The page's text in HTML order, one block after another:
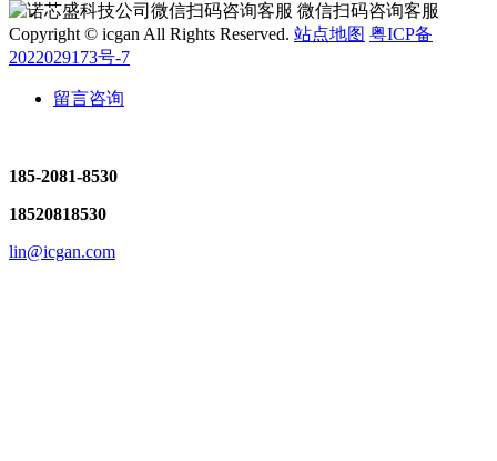
微信扫码咨询客服
Copyright © icgan All Rights Reserved. 站点地图 粤ICP备
2022029173号-7
留言咨询
185-2081-8530
18520818530
lin@icgan.com